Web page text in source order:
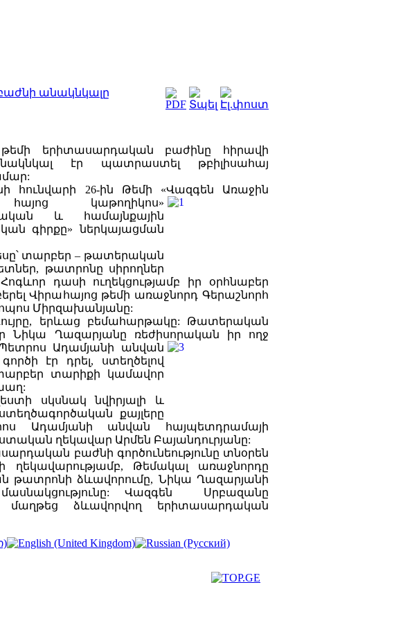
անակնկալը
թեմի երիտասարդական բաժինը հիրավի
էր պատրաստել թբիլիսահայ
հունվարի 26-ին Թեմի «Վազգեն Առաջին
կաթողիկոս»
և համայնքային
գիրքը» ներկայացման
տարբեր – թատերական
թատրոնը սիրողներ
դասի ուղեկցությամբ իր օրհնաբեր
բերել Վիրահայոց թեմի առաջնորդ Գերաշնորհ
Միրզախանյանը:
երևաց բեմահարթակը: Թատերական
Նիկա Ղազարյանը ռեժիսորական իր ողջ
Ադամյանի անվան
էր դրել, ստեղծելով
տարիքի կամավոր
սկսնակ նվիրյալի և
քայլերը
Ադամյանի անվան հայպետդրամայի
ղեկավար Արմեն Բայանդուրյանը:
բաժնի գործունեությունը տնօրեն
ղեկավարությամբ, Թեմակալ առաջնորդը
ձևավորումը, Նիկա Ղազարյանի
Վազգեն Սրբազանը
մաղթեց ձևավորվող երիտասարդական